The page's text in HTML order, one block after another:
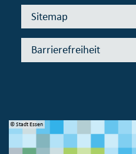
Sitemap
Barrierefreiheit
© Stadt Essen